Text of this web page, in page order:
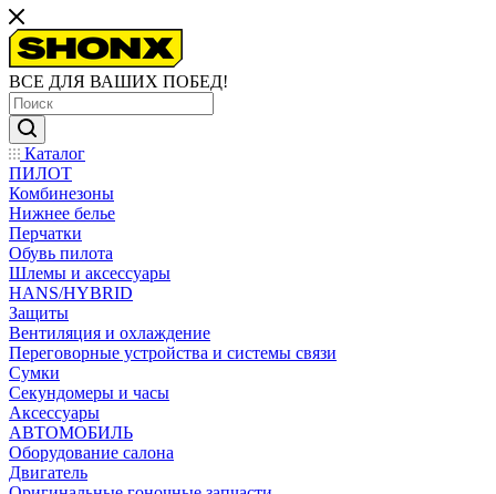
ВСЕ ДЛЯ ВАШИХ ПОБЕД!
Каталог
ПИЛОТ
Комбинезоны
Нижнее белье
Перчатки
Обувь пилота
Шлемы и аксессуары
HANS/HYBRID
Защиты
Вентиляция и охлаждение
Переговорные устройства и системы связи
Сумки
Секундомеры и часы
Аксессуары
АВТОМОБИЛЬ
Оборудование салона
Двигатель